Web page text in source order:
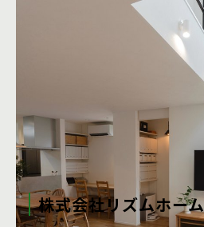
株式会社リズムホーム